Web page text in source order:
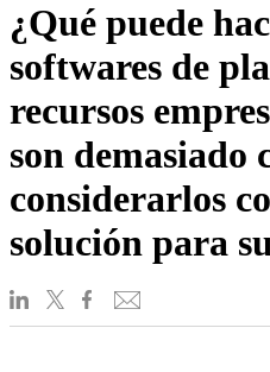
¿Qué puede
softwares de
recursos
son demasiado
considerarlos
solución para